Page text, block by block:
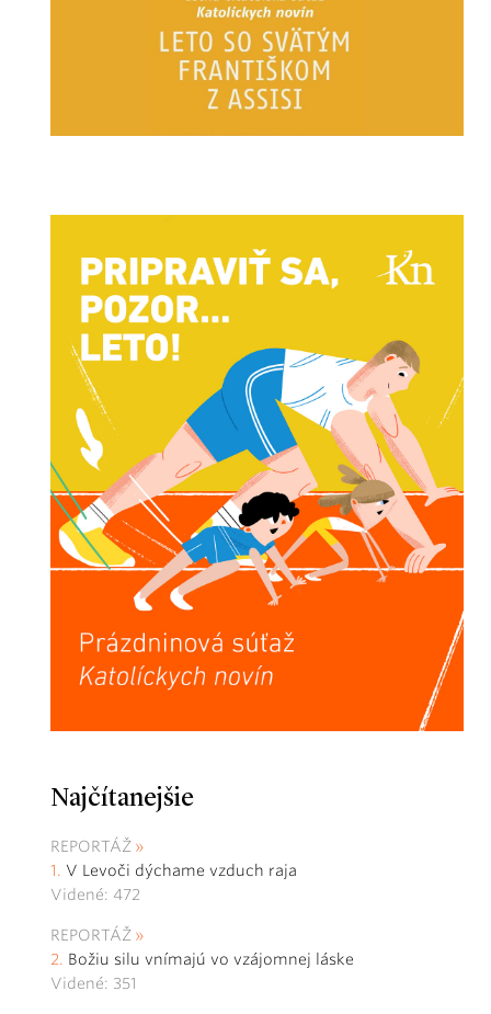
Najčítanejšie
REPORTÁŽ
V Levoči dýchame vzduch raja
Videné: 472
REPORTÁŽ
Božiu silu vnímajú vo vzájomnej láske
Videné: 351